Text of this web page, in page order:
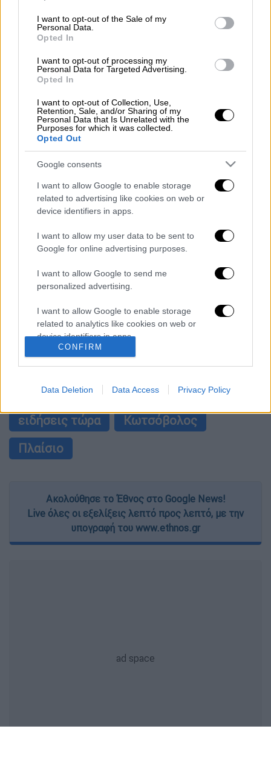
use your data for below specified purposes in below Google
consent section.
I want to opt-out of the Sale of my
Personal Data.
Opted In
I want to opt-out of processing my
Personal Data for Targeted Advertising.
Opted In
I want to opt-out of Collection, Use,
Retention, Sale, and/or Sharing of my
Personal Data that Is Unrelated with the
Purposes for which it was collected.
Opted Out
Google consents
I want to allow Google to enable storage
related to advertising like cookies on web or
device identifiers in apps.
I want to allow my user data to be sent to
Google for online advertising purposes.
I want to allow Google to send me
personalized advertising.
I want to allow Google to enable storage
related to analytics like cookies on web or
device identifiers in apps.
related to personalization.
I want to allow Google to enable storage
related to security, including authentication
functionality and fraud prevention, and other
CONFIRM
Data Deletion Data Access Privacy Policy
Πλαίσιο, όπως δήλωσε χθες ο CEO της
εταιρείας, Κώστας Γεράρδος, αφού
πρόκειται για έναν σημαντικό «παίκτη» στον
κλάδο όπου δραστηριοποιείται.
Διαβάστε περισσότερα στο
Διαβάστε ακόμη
έως τη ΔΕΘ
Η παγίδα του Ορμούζ για τον Τραμπ και το
επικίνδυνο στοίχημα της Τεχεράνης - Ποιος
θα λυγίσει πρώτος
Συναγερμός και σήμερα: Στο «κόκκινο»
Αττική και 6 περιφέρειες λόγω καύσωνα -
θέατρο, σινεμά και ποίηση
επόμενο
ειδήσεις τώρα
Κωτσόβολος
Πλαίσιο
Ακολούθησε το Έθνος στο Google News!
Live όλες οι εξελίξεις λεπτό προς λεπτό, με την
υπογραφή του www.ethnos.gr